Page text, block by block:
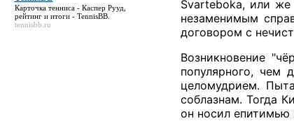
Карточка тенниса - Каспер Рууд,
рейтинг и итоги - TennisBB.
tennisbb.ru
Svarteboka, или же
незаменимым
договором с
Возникновение
популярного, чем
целомудрием.
соблазнам. Тогда
он носил епитимью